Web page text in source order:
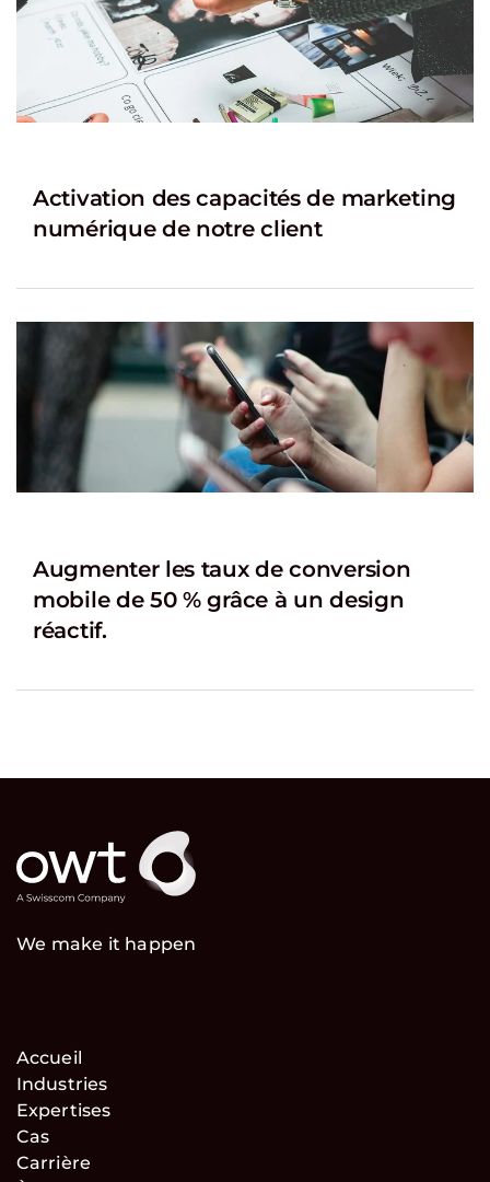
Activation des capacités de marketing
numérique de notre client
Augmenter les taux de conversion
mobile de 50 % grâce à un design
réactif.
We make it happen
Accueil
Industries
Expertises
Cas
Carrière